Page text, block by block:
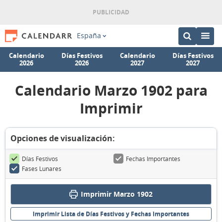
España
Calendario
2026
Días Festivos
2026
Calendario
2027
Días Festivos
2027
Calendario Marzo 1902 para
Imprimir
Opciones de visualización:
Días Festivos
Fechas Importantes
Fases Lunares
Imprimir Marzo 1902
Imprimir Lista de Días Festivos y Fechas Importantes